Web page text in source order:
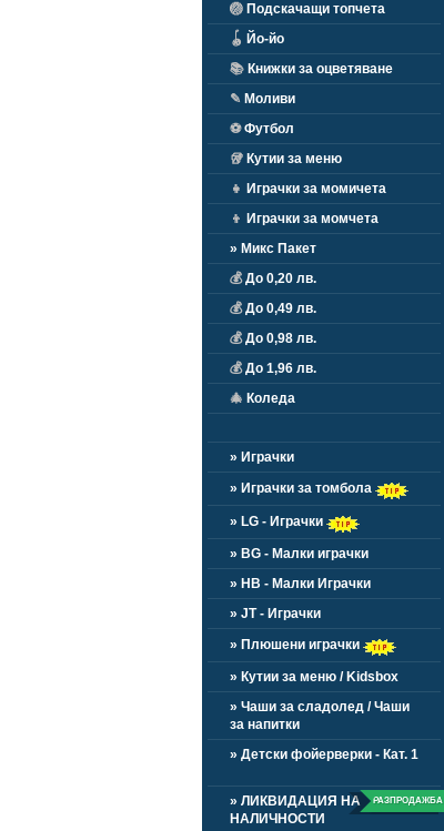
🏐 Подскачащи топчета
🪀 Йо-йо
📚 Книжки за оцветяване
✎ Моливи
⚽Футбол
🥡 Кутии за меню
👧 Играчки за момичета
👦 Играчки за момчета
» Микс Пакет
💰До 0,20 лв.
💰До 0,49 лв.
💰До 0,98 лв.
💰До 1,96 лв.
🎄 Коледа
» Играчки
» Играчки за томбола
» LG - Играчки
» BG - Малки играчки
» HB - Малки Играчки
» JT - Играчки
» Плюшени играчки
» Кутии за меню / Kidsbox
» Чаши за сладолед / Чаши
за напитки
» Детски фойерверки - Кат. 1
» ЛИКВИДАЦИЯ НА
НАЛИЧНОСТИ
РАЗПРОДАЖБА